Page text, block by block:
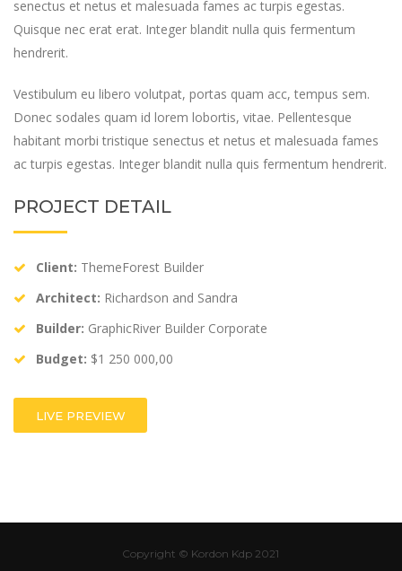
senectus et netus et malesuada fames ac turpis egestas.
Quisque nec erat erat. Integer blandit nulla quis fermentum
hendrerit.
Vestibulum eu libero volutpat, portas quam acc, tempus sem.
Donec sodales quam id lorem lobortis, vitae. Pellentesque
habitant morbi tristique senectus et netus et malesuada fames
ac turpis egestas. Integer blandit nulla quis fermentum hendrerit.
PROJECT DETAIL
Client: ThemeForest Builder
Architect: Richardson and Sandra
Builder: GraphicRiver Builder Corporate
Budget: $1 250 000,00
LIVE PREVIEW
Copyright © Kordon Kdp 2021